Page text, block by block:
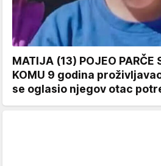
MATIJA (13) POJEO PARČE
KOMU 9 godina
se oglasio njegov otac